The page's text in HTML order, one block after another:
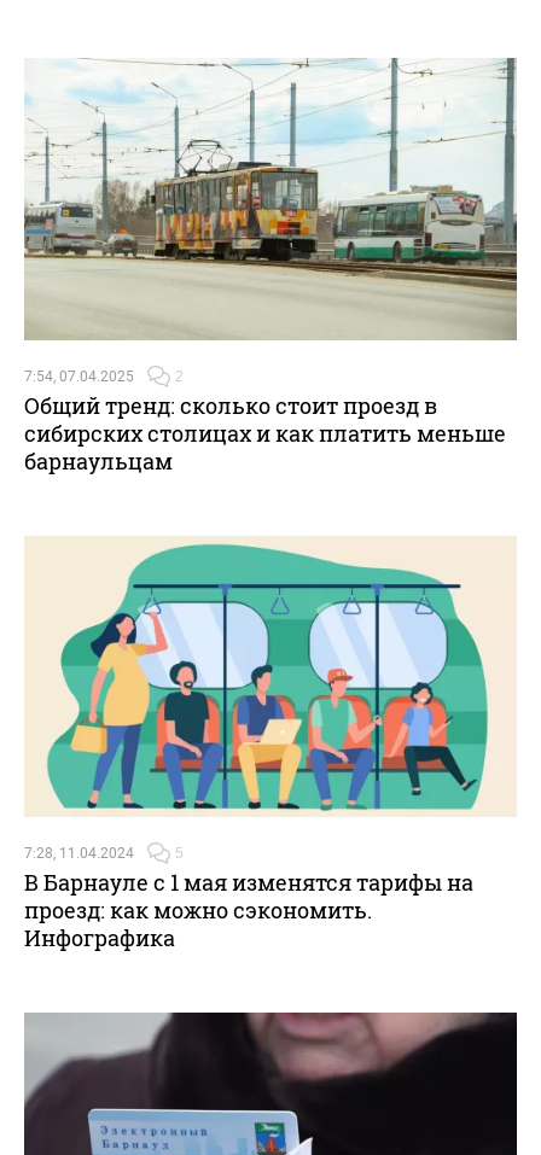
7:54, 07.04.2025 2
Общий тренд: сколько стоит проезд в
сибирских столицах и как платить меньше
барнаульцам
7:28, 11.04.2024 5
В Барнауле с 1 мая изменятся тарифы на
проезд: как можно сэкономить.
Инфографика